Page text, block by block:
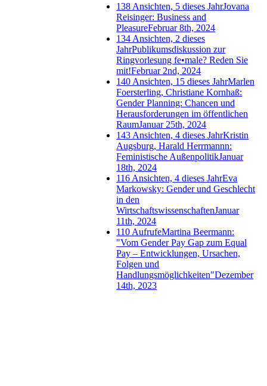
138 Ansichten, 5 dieses JahrJovana
Reisinger: Business and
PleasureFebruar 8th, 2024
134 Ansichten, 2 dieses
JahrPublikumsdiskussion zur
Ringvorlesung fe•male? Reden Sie
mit!Februar 2nd, 2024
140 Ansichten, 15 dieses JahrMarlen
Foersterling, Christiane Kornhaß:
Gender Planning: Chancen und
Herausforderungen im öffentlichen
RaumJanuar 25th, 2024
143 Ansichten, 4 dieses JahrKristin
Augsburg, Harald Herrmannn:
Feministische AußenpolitikJanuar
18th, 2024
116 Ansichten, 4 dieses JahrEva
Markowsky: Gender und Geschlecht
in den
WirtschaftswissenschaftenJanuar
11th, 2024
110 AufrufeMartina Beermann:
"Vom Gender Pay Gap zum Equal
Pay – Entwicklungen, Ursachen,
Folgen und
Handlungsmöglichkeiten"Dezember
14th, 2023